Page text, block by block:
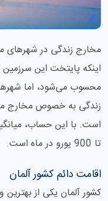
مخارج زندگی در شهرهای
اینکه پایتخت این
محسوب می‌شود، اما
زندگی به خصوص مخارج
تا 900 یورو در ماه است.
اقامت دائم کشور آلمان
کشور آلمان یکی از بهترین